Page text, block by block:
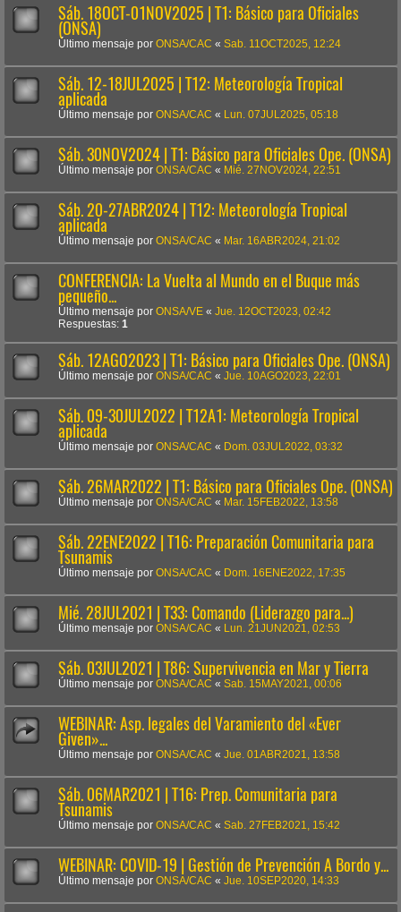
Sáb. 18OCT-01NOV2025 | T1: Básico para Oficiales
(ONSA)
Último mensaje por ONSA/CAC « Sab. 11OCT2025, 12:24
Sáb. 12-18JUL2025 | T12: Meteorología Tropical
aplicada
Último mensaje por ONSA/CAC « Lun. 07JUL2025, 05:18
Sáb. 30NOV2024 | T1: Básico para Oficiales Ope. (ONSA)
Último mensaje por ONSA/CAC « Mié. 27NOV2024, 22:51
Sáb. 20-27ABR2024 | T12: Meteorología Tropical
aplicada
Último mensaje por ONSA/CAC « Mar. 16ABR2024, 21:02
CONFERENCIA: La Vuelta al Mundo en el Buque más
pequeño...
Último mensaje por ONSA/VE « Jue. 12OCT2023, 02:42
Respuestas: 1
Sáb. 12AGO2023 | T1: Básico para Oficiales Ope. (ONSA)
Último mensaje por ONSA/CAC « Jue. 10AGO2023, 22:01
Sáb. 09-30JUL2022 | T12A1: Meteorología Tropical
aplicada
Último mensaje por ONSA/CAC « Dom. 03JUL2022, 03:32
Sáb. 26MAR2022 | T1: Básico para Oficiales Ope. (ONSA)
Último mensaje por ONSA/CAC « Mar. 15FEB2022, 13:58
Sáb. 22ENE2022 | T16: Preparación Comunitaria para
Tsunamis
Último mensaje por ONSA/CAC « Dom. 16ENE2022, 17:35
Mié. 28JUL2021 | T33: Comando (Liderazgo para...)
Último mensaje por ONSA/CAC « Lun. 21JUN2021, 02:53
Sáb. 03JUL2021 | T86: Supervivencia en Mar y Tierra
Último mensaje por ONSA/CAC « Sab. 15MAY2021, 00:06
WEBINAR: Asp. legales del Varamiento del «Ever
Given»...
Último mensaje por ONSA/CAC « Jue. 01ABR2021, 13:58
Sáb. 06MAR2021 | T16: Prep. Comunitaria para
Tsunamis
Último mensaje por ONSA/CAC « Sab. 27FEB2021, 15:42
WEBINAR: COVID-19 | Gestión de Prevención A Bordo y...
Último mensaje por ONSA/CAC « Jue. 10SEP2020, 14:33